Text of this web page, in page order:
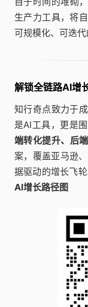
生产力工具，将
可规模化、可迭代
解锁全链路AI增
知行奇点致力于
是AI工具，更是
端转化提升、后
案，覆盖亚马逊
据驱动的增长飞
AI增长路径图